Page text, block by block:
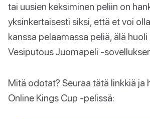
tai uusien keksiminen peliin on
yksinkertaisesti siksi, että et voi
kanssa pelaamassa peliä, älä
Vesiputous Juomapeli -
Mitä odotat? Seuraa tätä linkkiä ja
Online Kings Cup -pelissä: